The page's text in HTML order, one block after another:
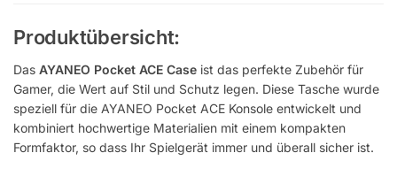
Produktübersicht:
Das AYANEO Pocket ACE Case ist das perfekte Zubehör für
Gamer, die Wert auf Stil und Schutz legen. Diese Tasche wurde
speziell für die AYANEO Pocket ACE Konsole entwickelt und
kombiniert hochwertige Materialien mit einem kompakten
Formfaktor, so dass Ihr Spielgerät immer und überall sicher ist.